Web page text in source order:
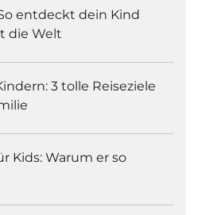
entdeckt dein Kind
die Welt
3 tolle Reiseziele
Kids: Warum er so